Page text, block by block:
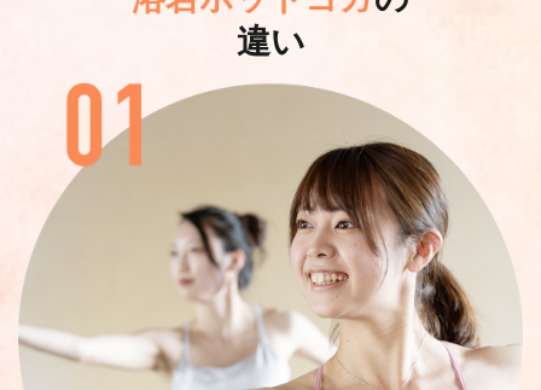
違い
★★★★
レッスン内容
胴体周りの筋肉を鍛えることでボディラインが
引き締まり、メリハリのあるボディを目指すクラ
スです。身体を内側からも外側からも磨き上げた
い方、アミーダのヨガクラスに慣れてきた方に
オススメです。
【効果】
体幹強化、滑らかなウエストラインを作る、美
しいボディラインへ導く、ストレス緩和